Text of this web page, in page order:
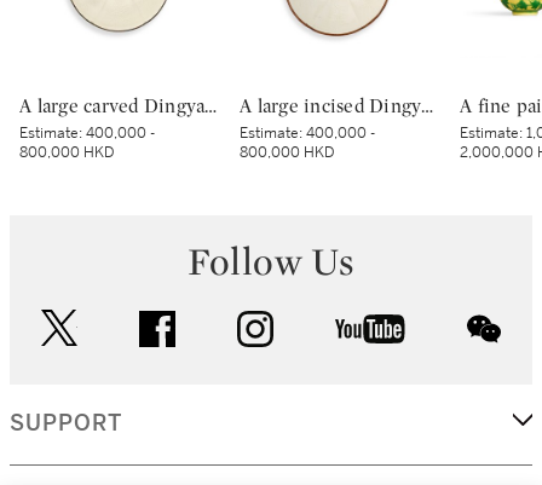
A large carved Dingyao 'peony' lobed bowl, Northern Song dynasty | 北宋 定窰白釉劃牡丹紋分格葵口盌
Estimate:400,000 -
800,000 HKD
A large incised Dingyao 'peony' bowl, Northern Song dynasty | 北宋 定窰白釉劃牡丹紋分格盌
Estimate:400,000 -
800,000 HKD
Estimate:
2,000,000
Follow Us
facebook instagram youtube
SUPPORT